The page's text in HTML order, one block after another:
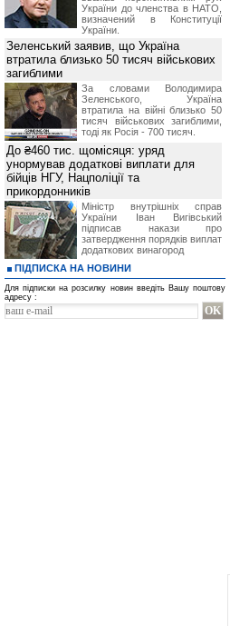
України до членства в НАТО,
визначений в Конституції
України.
Зеленський заявив, що Україна
втратила близько 50 тисяч військових
загиблими
За словами Володимира
Зеленського, Україна
втратила на війні близько 50
тисяч військових загиблими,
тоді як Росія - 700 тисяч.
До ₴460 тис. щомісяця: уряд
унормував додаткові виплати для
бійців НГУ, Нацполіції та
прикордонників
Міністр внутрішніх справ
України Іван Вигівський
підписав накази про
затвердження порядків виплат
додаткових винагород
ПІДПИСКА НА НОВИНИ
Для підписки на розсилку новин введіть Вашу поштову
адресу :